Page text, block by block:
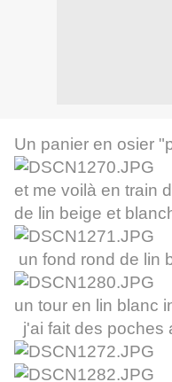
Un panier en osier
et me voilà en train
de lin beige et
un fond rond de lin
un tour en lin blanc
j'ai fait des poches